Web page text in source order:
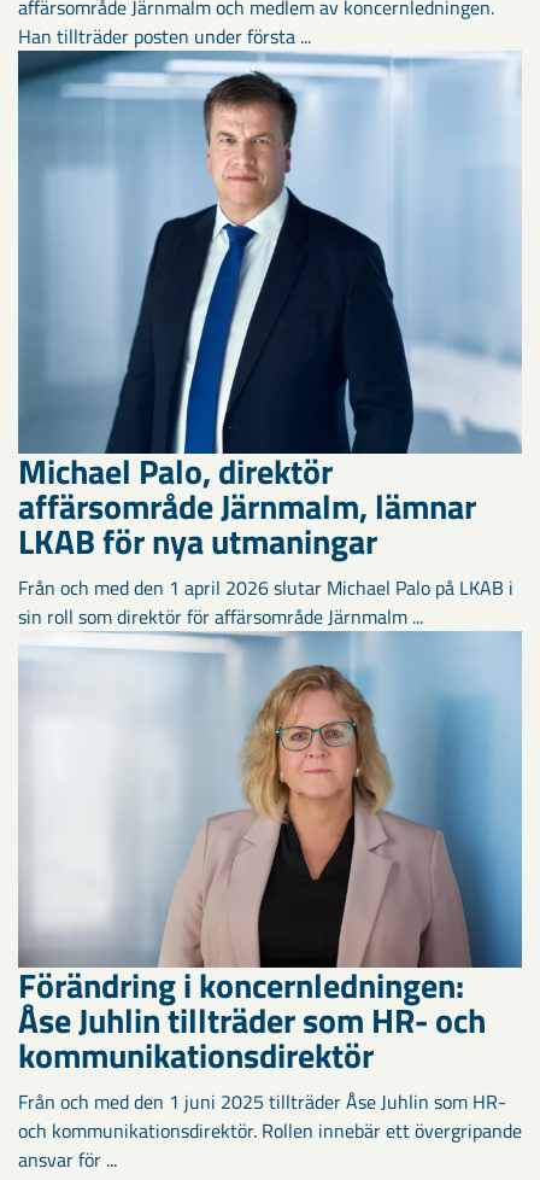
affärsområde Järnmalm och medlem av koncernledningen.
Han tillträder posten under första ...
Michael Palo, direktör
affärsområde Järnmalm, lämnar
LKAB för nya utmaningar
Från och med den 1 april 2026 slutar Michael Palo på LKAB i
sin roll som direktör för affärsområde Järnmalm ...
Förändring i koncernledningen:
Åse Juhlin tillträder som HR- och
kommunikationsdirektör
Från och med den 1 juni 2025 tillträder Åse Juhlin som HR-
och kommunikationsdirektör. Rollen innebär ett övergripande
ansvar för ...